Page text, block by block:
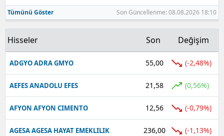
Ardahan
Karabük
Kilis
Osmaniye
Tümünü Göster Son Güncellenme: 08.08.2026 18:10
Hisseler Son Değişim
ADGYO ADRA GMYO 55,00 (-2,48%)
AEFES ANADOLU EFES 21,58 (0,56%)
AFYON AFYON CIMENTO 12,56 (-0,79%)
AGESA AGESA HAYAT EMEKLILIK 236,00 (-1,13%)